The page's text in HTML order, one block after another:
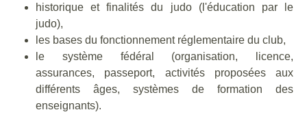
historique et finalités du judo (l'éducation par le
judo),
les bases du fonctionnement réglementaire du club,
le système fédéral (organisation, licence,
assurances, passeport, activités proposées aux
différents âges, systèmes de formation des
enseignants).